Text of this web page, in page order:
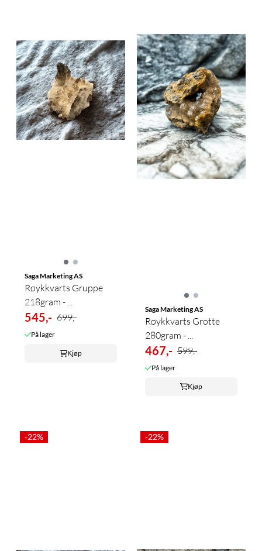
Saga Marketing AS
Røykkvarts Gruppe
218gram - ...
545,- 699,-
På lager
Kjøp
Saga Marketing AS
Røykkvarts Grotte
280gram - ...
467,- 599,-
På lager
Kjøp
-22% -22%